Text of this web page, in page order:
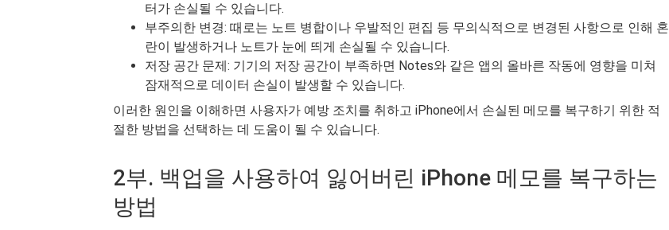
터가 손실될 수 있습니다.
부주의한 변경: 때로는 노트 병합이나 우발적인 편집 등 무의식적으로 변경된 사항으로 인해 혼
란이 발생하거나 노트가 눈에 띄게 손실될 수 있습니다.
저장 공간 문제: 기기의 저장 공간이 부족하면 Notes와 같은 앱의 올바른 작동에 영향을 미쳐
잠재적으로 데이터 손실이 발생할 수 있습니다.
이러한 원인을 이해하면 사용자가 예방 조치를 취하고 iPhone에서 손실된 메모를 복구하기 위한 적
절한 방법을 선택하는 데 도움이 될 수 있습니다.
2부. 백업을 사용하여 잃어버린 iPhone 메모를 복구하는
방법